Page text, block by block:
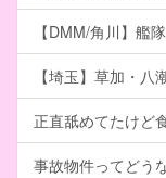
【DMM/角川】艦
【埼玉】草加・八
正直舐めてたけど
事故物件ってどう